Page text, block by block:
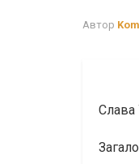
Автор
Слава